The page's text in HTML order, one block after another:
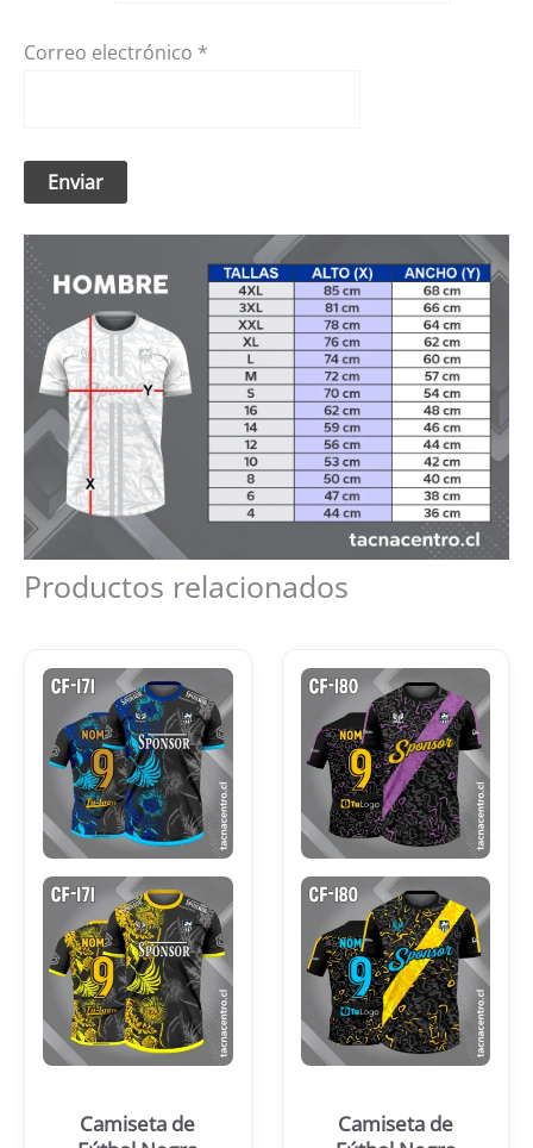
Correo electrónico *
Productos relacionados
Camiseta de
Camiseta de